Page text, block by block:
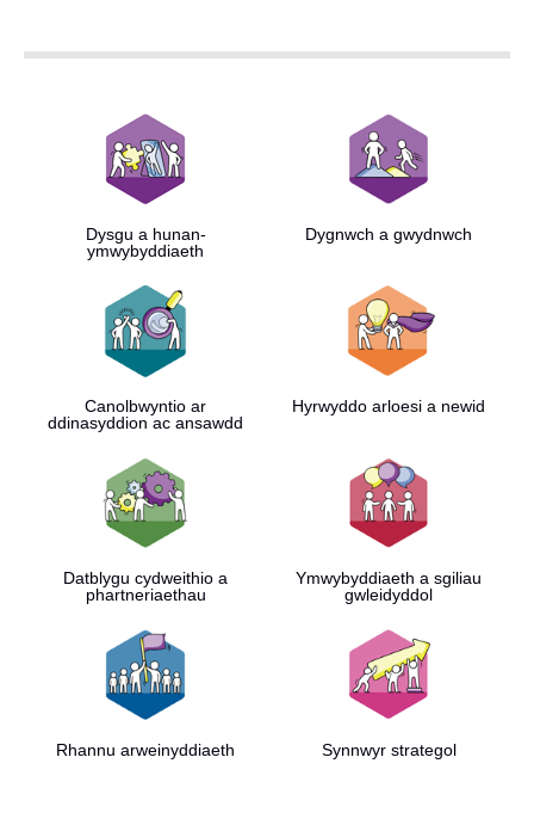
Dysgu a hunan-
ymwybyddiaeth
Dygnwch a gwydnwch
Canolbwyntio ar
ddinasyddion ac ansawdd
Hyrwyddo arloesi a newid
Datblygu cydweithio a
phartneriaethau
Ymwybyddiaeth a sgiliau
gwleidyddol
Rhannu arweinyddiaeth Synnwyr strategol